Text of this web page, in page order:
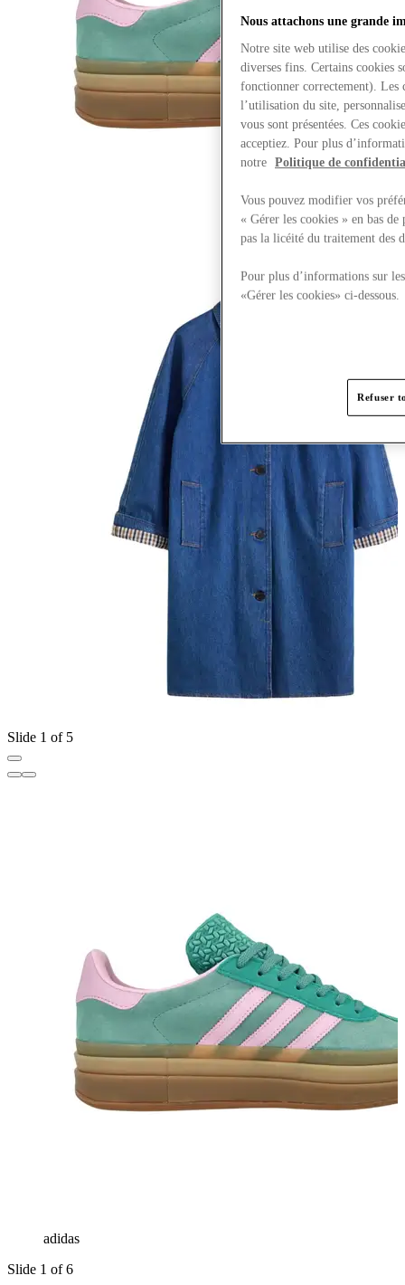
Slide 1 of 5
adidas
Slide 1 of 6
Nous attachons une grande
Notre site web utilise des
diverses fins. Certains cookies
fonctionner correctement). Les
l’utilisation du site,
vous sont présentées. Ces
acceptiez. Pour plus
notre Politique de
Vous pouvez modifier vos
« Gérer les cookies » en bas
pas la licéité du traitement des
Pour plus d’informations sur
«Gérer les cookies» ci-dessous.
Refuser